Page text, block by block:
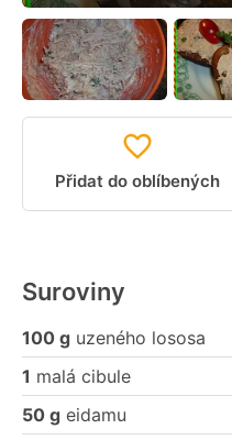
Přidat do oblíbených
Suroviny
100 g uzeného lososa
1 malá cibule
50 g eidamu